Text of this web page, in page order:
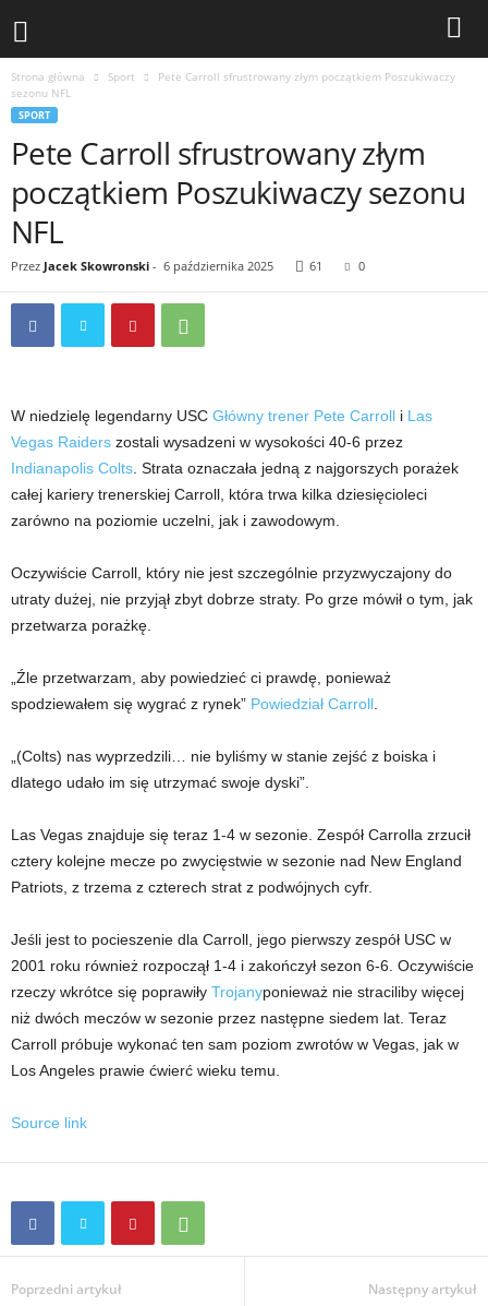
Strona główna Sport
Pete Carroll sfrustrowany złym początkiem Poszukiwaczy
sezonu NFL
SPORT
Pete Carroll sfrustrowany złym
początkiem Poszukiwaczy sezonu
NFL
Przez Jacek Skowronski - 6 października 2025 61 0
W niedzielę legendarny USC Główny trener Pete Carroll i Las
Vegas Raiders zostali wysadzeni w wysokości 40-6 przez
Indianapolis Colts . Strata oznaczała jedną z najgorszych porażek
całej kariery trenerskiej Carroll, która trwa kilka dziesięcioleci
zarówno na poziomie uczelni, jak i zawodowym.
Oczywiście Carroll, który nie jest szczególnie przyzwyczajony do
utraty dużej, nie przyjął zbyt dobrze straty. Po grze mówił o tym, jak
przetwarza porażkę.
„Źle przetwarzam, aby powiedzieć ci prawdę, ponieważ
spodziewałem się wygrać z rynek” Powiedział Carroll
„(Colts) nas wyprzedzili… nie byliśmy w stanie zejść z boiska i
dlatego udało im się utrzymać swoje dyski”.
Las Vegas znajduje się teraz 1-4 w sezonie. Zespół Carrolla zrzucił
cztery kolejne mecze po zwycięstwie w sezonie nad New England
Patriots, z trzema z czterech strat z podwójnych cyfr.
Jeśli jest to pocieszenie dla Carroll, jego pierwszy zespół USC w
2001 roku również rozpoczął 1-4 i zakończył sezon 6-6. Oczywiście
rzeczy wkrótce się poprawiły Trojanyponieważ nie straciliby więcej
niż dwóch meczów w sezonie przez następne siedem lat. Teraz
Carroll próbuje wykonać ten sam poziom zwrotów w Vegas, jak w
Los Angeles prawie ćwierć wieku temu.
Source link
Poprzedni artykuł Następny artykuł